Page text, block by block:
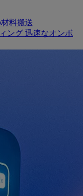
料搬送
ング 迅速なオンボ